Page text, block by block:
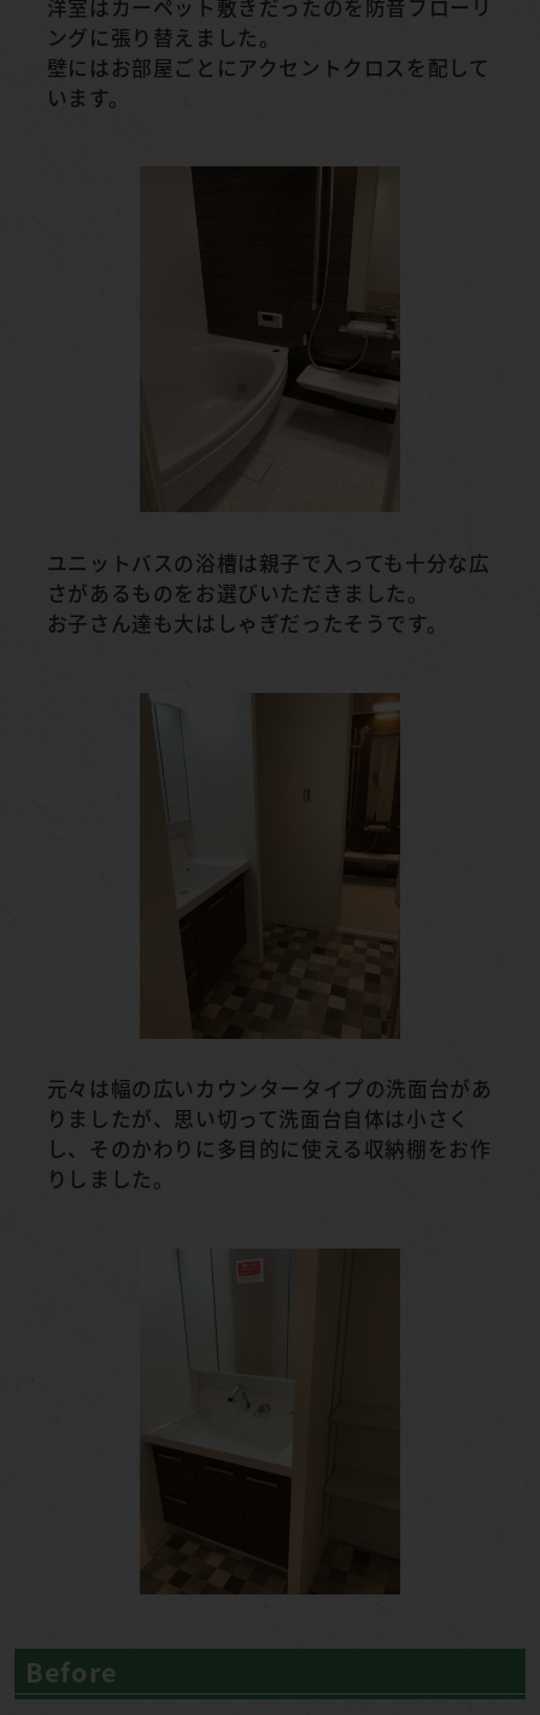
洋室はカーペット敷きだったのを防音フローリ
ングに張り替えました。
壁にはお部屋ごとにアクセントクロスを配して
います。
ユニットバスの浴槽は親子で入っても十分な広
さがあるものをお選びいただきました。
お子さん達も大はしゃぎだったそうです。
元々は幅の広いカウンタータイプの洗面台があ
りましたが、思い切って洗面台自体は小さく
し、そのかわりに多目的に使える収納棚をお作
りしました。
Before